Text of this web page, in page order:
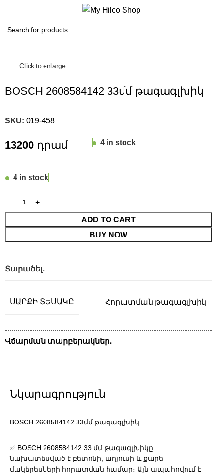
Click to enlarge
BOSCH 2608584142 33մմ թագագլխիկ
SKU: 019-458
13200 4 in stock
4 in stock
ADD TO CART
BUY NOW
Տարածել․
ՍԱՐՔԻ ՏԵՍԱԿԸ Հորատման թագագլխիկ
Վճարման տարբերակներ․
Նկարագրություն
BOSCH 2608584142 33մմ թագագլխիկ
✅ BOSCH 2608584142 33 մմ թագագլխիկը
նախատեսված է բետոնի, աղյուսի և քարե
մակերեսների հորատման համար։ Այն ապահովում է